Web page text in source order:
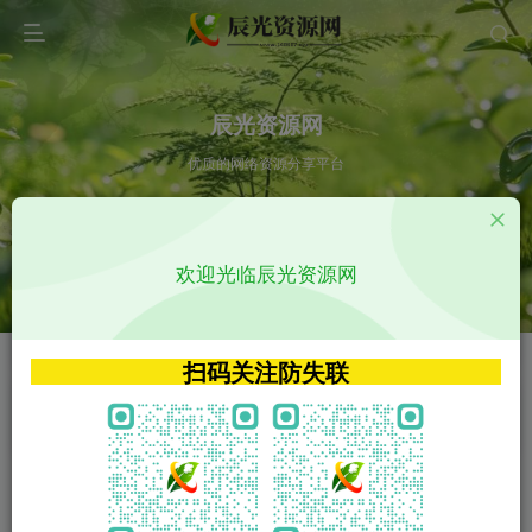
辰光资源网
优质的网络资源分享平台
VIP特权介绍 APP源码
VIP特权介绍
火
VIP特权介绍
影视源码
影视源码
欢迎光临辰光资源网
扫码关注防失联